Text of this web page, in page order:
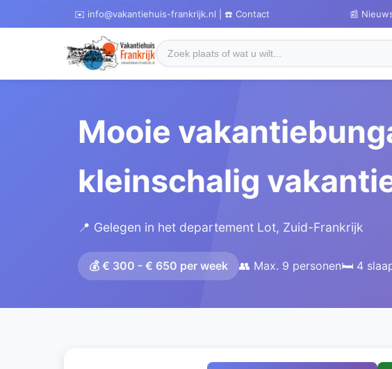
✉️ info@vakantiehuis-frankrijk.nl | ☎️ Contact 📰
Mooie
kleinschalig
📍 Gelegen in het departement Lot, Zuid-Frankrijk
💰 € 300 - € 650 per week 👥 Max. 9 personen🛏️ 4